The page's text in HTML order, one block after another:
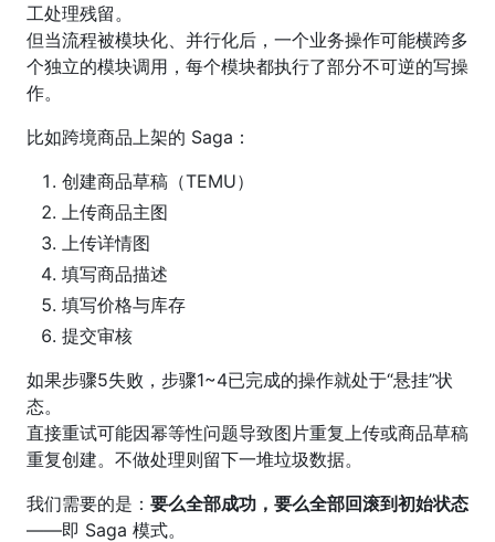
工处理残留。
但当流程被模块化、并行化后，一个业务操作可能横跨多
个独立的模块调用，每个模块都执行了部分不可逆的写操
作。
比如跨境商品上架的 Saga：
创建商品草稿（TEMU）
上传商品主图
上传详情图
填写商品描述
填写价格与库存
提交审核
如果步骤5失败，步骤1~4已完成的操作就处于“悬挂”状
态。
直接重试可能因幂等性问题导致图片重复上传或商品草稿
重复创建。不做处理则留下一堆垃圾数据。
我们需要的是： 要么全部成功，要么全部回滚到初始状态
——即 Saga 模式。